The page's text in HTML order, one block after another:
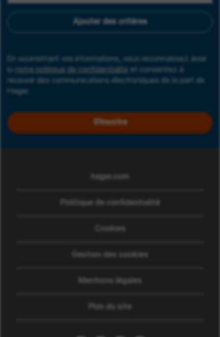
Ajouter des critères
En soumettant vos informations, vous reconnaissez avoir
lu
notre politique de confidentialité
et consentez à
recevoir des communications électroniques de la part de
Hager.
S'inscrire
hager.com
Politique de confidentialité
Cookies
Gestion des cookies
Mentions légales
Plan du site